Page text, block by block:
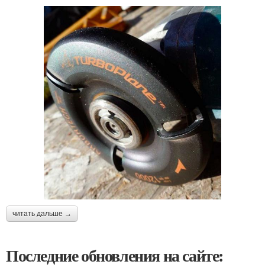
читать дальше →
Последние обновления на сайте: